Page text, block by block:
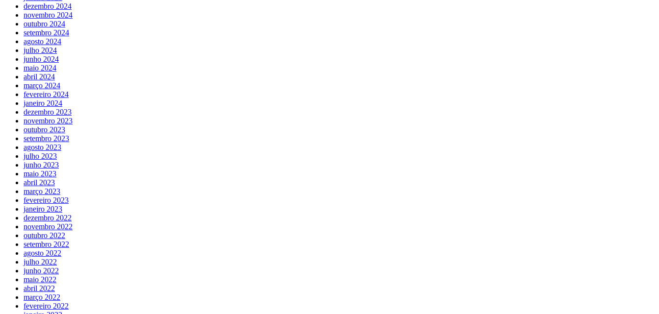
dezembro 2024
novembro 2024
outubro 2024
setembro 2024
agosto 2024
julho 2024
junho 2024
maio 2024
abril 2024
março 2024
fevereiro 2024
janeiro 2024
dezembro 2023
novembro 2023
outubro 2023
setembro 2023
agosto 2023
julho 2023
junho 2023
maio 2023
abril 2023
março 2023
fevereiro 2023
janeiro 2023
dezembro 2022
novembro 2022
outubro 2022
setembro 2022
agosto 2022
julho 2022
junho 2022
maio 2022
abril 2022
março 2022
fevereiro 2022